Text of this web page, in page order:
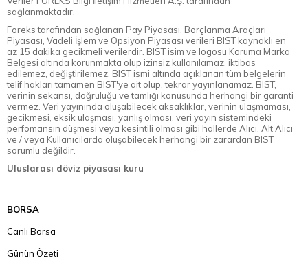
sağlanmaktadır.
Foreks tarafından sağlanan Pay Piyasası, Borçlanma Araçları
Piyasası, Vadeli İşlem ve Opsiyon Piyasası verileri BIST kaynaklı en
az 15 dakika gecikmeli verilerdir. BIST isim ve logosu Koruma Marka
Belgesi altında korunmakta olup izinsiz kullanılamaz, iktibas
edilemez, değiştirilemez. BIST ismi altında açıklanan tüm belgelerin
telif hakları tamamen BIST'ye ait olup, tekrar yayınlanamaz. BIST,
verinin sekansı, doğruluğu ve tamlığı konusunda herhangi bir garanti
vermez. Veri yayınında oluşabilecek aksaklıklar, verinin ulaşmaması,
gecikmesi, eksik ulaşması, yanlış olması, veri yayın sistemindeki
perfomansın düşmesi veya kesintili olması gibi hallerde Alıcı, Alt Alıcı
ve / veya Kullanıcılarda oluşabilecek herhangi bir zarardan BIST
sorumlu değildir.
Uluslarası döviz piyasası kuru
BORSA
Canlı Borsa
Günün Özeti